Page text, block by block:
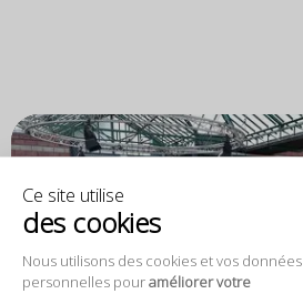
Ce site utilise
des cookies
Nous utilisons des cookies et vos données
personnelles pouraméliorer votre